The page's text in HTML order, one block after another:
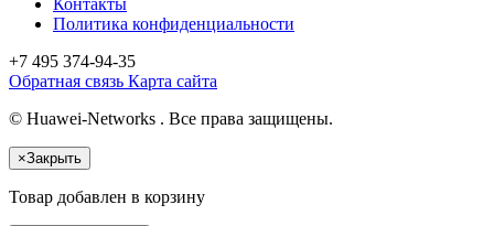
Политика конфиденциальности
+7 495 374-94-35
Обратная связь Карта сайта
© Huawei-Networks . Все права защищены.
×Закрыть
Товар добавлен в корзину